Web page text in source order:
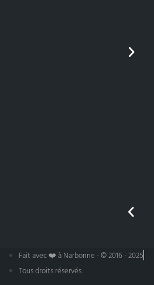
Fait avec ❤️ à Narbonne - © 2016 - 2025
Tous droits réservés.